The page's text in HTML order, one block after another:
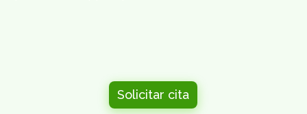
Solicitar cita